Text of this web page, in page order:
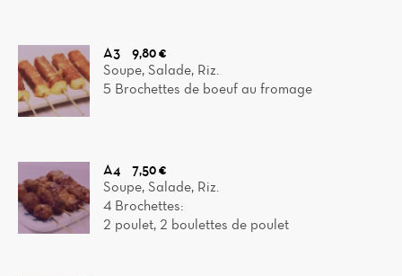
A3
9,80 €
Soupe, Salade, Riz.
5 Brochettes de boeuf au fromage
A4
7,50 €
Soupe, Salade, Riz.
4 Brochettes:
2 poulet, 2 boulettes de poulet